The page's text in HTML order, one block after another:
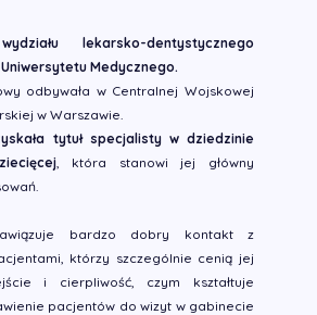
lekarsko-dentystycznego
Medycznego.
odbywała w Centralnej Wojskowej
w Warszawie.
tytuł specjalisty w dziedzinie
, która stanowi jej główny
bardzo dobry kontakt z
którzy szczególnie cenią jej
i cierpliwość, czym kształtuje
pacjentów do wizyt w gabinecie